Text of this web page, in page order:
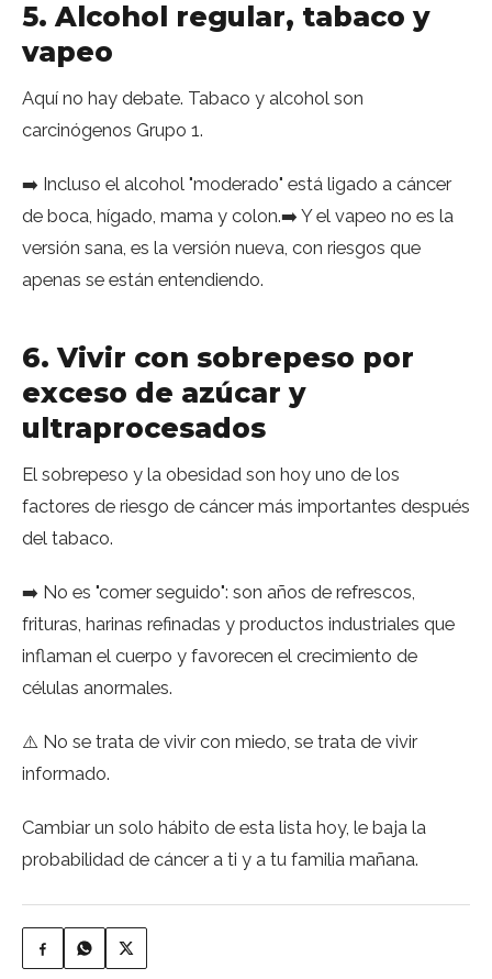
5. Alcohol regular, tabaco y
vapeo
Aquí no hay debate. Tabaco y alcohol son
carcinógenos Grupo 1.
➡️ Incluso el alcohol "moderado" está ligado a cáncer
de boca, hígado, mama y colon.➡️ Y el vapeo no es la
versión sana, es la versión nueva, con riesgos que
apenas se están entendiendo.
6. Vivir con sobrepeso por
exceso de azúcar y
ultraprocesados
El sobrepeso y la obesidad son hoy uno de los
factores de riesgo de cáncer más importantes después
del tabaco.
➡️ No es "comer seguido": son años de refrescos,
frituras, harinas refinadas y productos industriales que
inflaman el cuerpo y favorecen el crecimiento de
células anormales.
⚠️ No se trata de vivir con miedo, se trata de vivir
informado.
Cambiar un solo hábito de esta lista hoy, le baja la
probabilidad de cáncer a ti y a tu familia mañana.